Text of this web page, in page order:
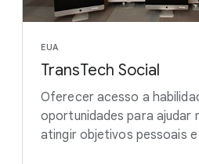
EUA
TransTech Social
Oferecer acesso a
oportunidades para ajudar
atingir objetivos pessoais